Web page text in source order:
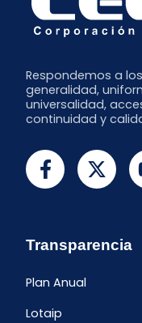
Respondemos a
generalidad,
universalidad,
continuidad y
Transparencia
Plan Anual
Lotaip